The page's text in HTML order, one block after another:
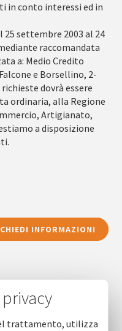
in conto interessi ed in
25 settembre 2003 al 24
raccomandata
a: Medio Credito
e Borsellino, 2-
dovrà essere
ordinaria, alla Regione
Artigianato,
a disposizione
INFORMAZIONI
trattamento, utilizza